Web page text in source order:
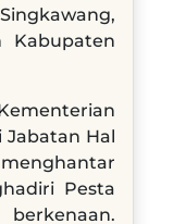
Kabupaten
Jabatan Hal
Pesta